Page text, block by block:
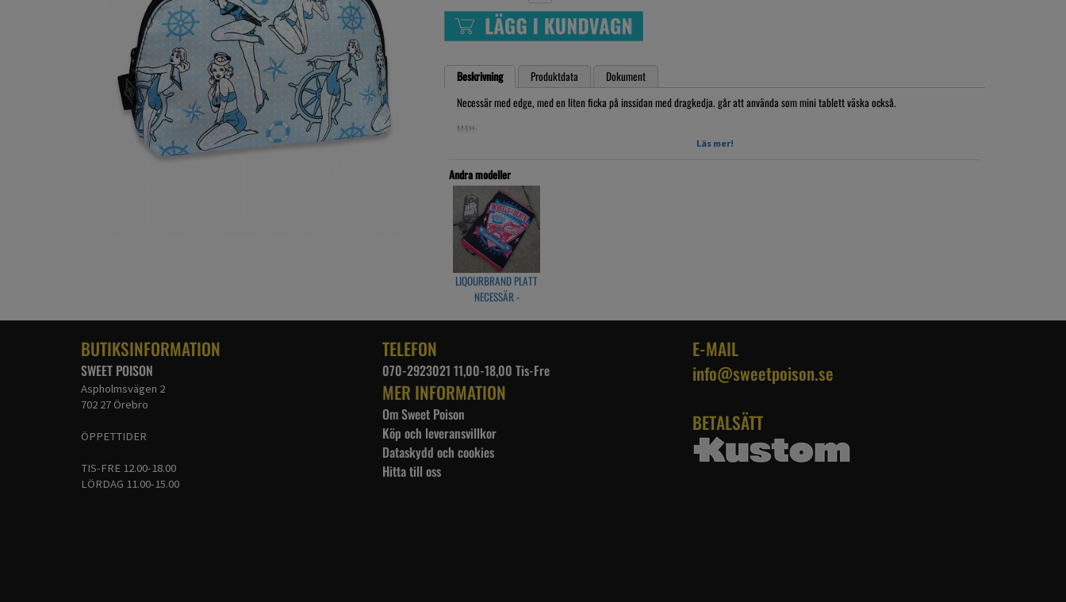
Beskrivning Produktdata
Dokument
Necessär med edge, med en liten ficka på inssidan med dragkedja. går att använda som mini tablett väska också.
Mått:
Artikelnr: LBness18.23
Läs mer!
Andra modeller
LIQOURBRAND PLATT
NECESSÄR -
BUTIKSINFORMATION
SWEET POISON
Aspholmsvägen 2
702 27 Örebro
ÖPPETTIDER
TIS-FRE 12.00-18.00
LÖRDAG 11.00-15.00
TELEFON
070-2923021 11,00-18,00 Tis-Fre
MER INFORMATION
Om Sweet Poison
Köp och leveransvillkor
Dataskydd och cookies
Hitta till oss
E-MAIL
info@sweetpoison.se
BETALSÄTT